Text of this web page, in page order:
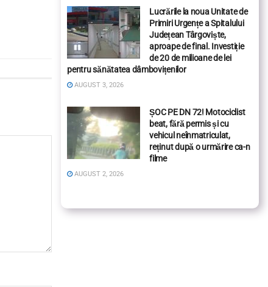
Lucrările la noua Unitate de
Primiri Urgențe a Spitalului
Județean Târgoviște,
aproape de final. Investiție
de 20 de milioane de lei
pentru sănătatea dâmbovițenilor
AUGUST 3, 2026
ȘOC PE DN 72! Motociclist
beat, fără permis și cu
vehicul neînmatriculat,
reținut după o urmărire ca-n
filme
AUGUST 2, 2026